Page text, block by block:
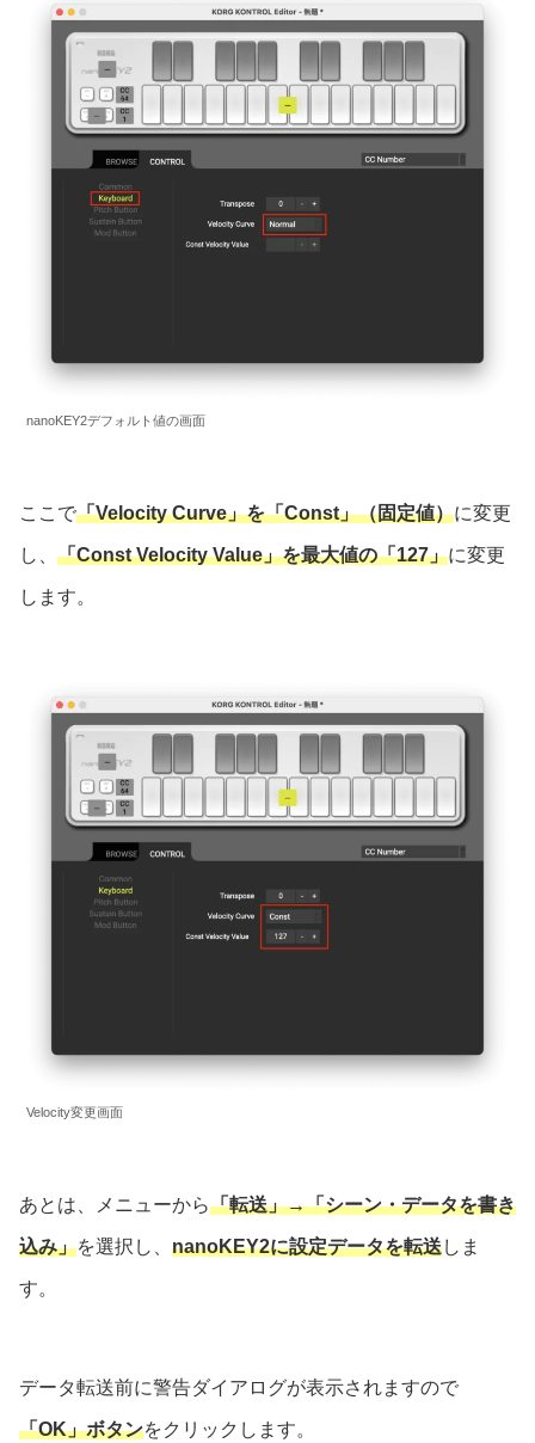
nanoKEY2デフォルト値の画面
ここで「Velocity Curve」を「Const」（固定値）に変更
し、 「Const Velocity Value」を最大値の「127」に変更
します。
Velocity変更画面
あとは、メニューから「転送」→「シーン・データを書き
込み」を選択し、 nanoKEY2に設定データを転送しま
す。
データ転送前に警告ダイアログが表示されますので
「OK」ボタンをクリックします。